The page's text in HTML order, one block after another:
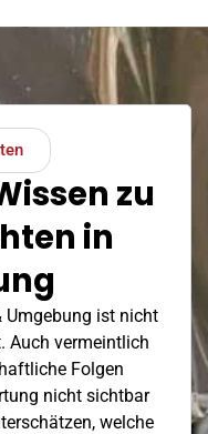
zu
in
Umgebung ist nicht
Auch vermeintlich
Folgen
nicht sichtbar
welche